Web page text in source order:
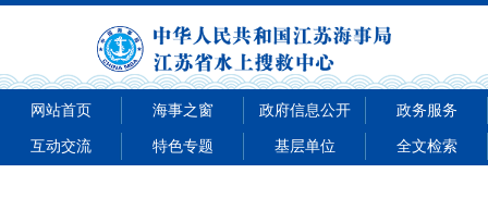
网站首页 海事之窗 政府信息公开 政务服务
互动交流 特色专题 基层单位 全文检索